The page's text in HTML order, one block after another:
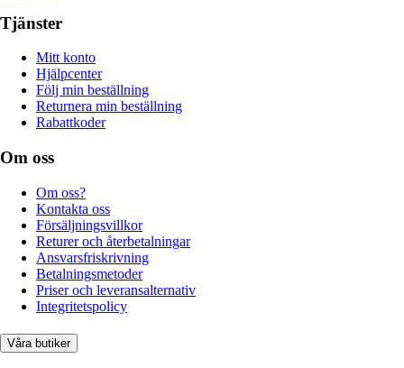
Tjänster
Mitt konto
Hjälpcenter
Följ min beställning
Returnera min beställning
Rabattkoder
Om oss
Om oss?
Kontakta oss
Försäljningsvillkor
Returer och återbetalningar
Ansvarsfriskrivning
Betalningsmetoder
Priser och leveransalternativ
Integritetspolicy
Våra butiker